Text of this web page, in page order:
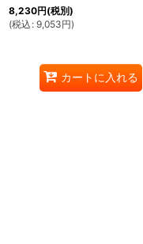
8,230円(税別)
(税込 : 9,053円)
カートに入れる